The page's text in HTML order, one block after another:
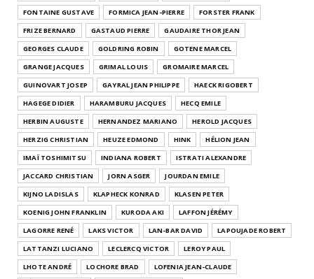
FONTAINE GUSTAVE
FORMICA JEAN-PIERRE
FORSTER FRANK
FRIZE BERNARD
GASTAUD PIERRE
GAUDAIRE THOR JEAN
GEORGES CLAUDE
GOLDRING ROBIN
GOTENE MARCEL
GRANGE JACQUES
GRIMAL LOUIS
GROMAIRE MARCEL
GUINOVART JOSEP
GAYRAL JEAN PHILIPPE
HAECK RIGOBERT
HAGEGE DIDIER
HARAMBURU JACQUES
HECQ EMILE
HERBIN AUGUSTE
HERNANDEZ MARIANO
HEROLD JACQUES
HERZIG CHRISTIAN
HEUZE EDMOND HINK
HÉLION JEAN
IMAÏ TOSHIMITSU
INDIANA ROBERT
ISTRATI ALEXANDRE
JACCARD CHRISTIAN
JORN ASGER
JOURDAN EMILE
KIJNO LADISLAS
KLAPHECK KONRAD
KLASEN PETER
KOENIG JOHN FRANKLIN
KURODA AKI
LAFFON JÉRÉMY
LAGORRE RENÉ
LAKS VICTOR LAN-BAR DAVID
LAPOUJADE ROBERT
LATTANZI LUCIANO
LECLERCQ VICTOR
LEROY PAUL
LHOTE ANDRÉ
LOCHORE BRAD
LOFENIA JEAN-CLAUDE